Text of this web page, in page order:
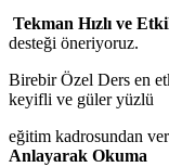
Tekman Hızlı ve
desteği öneriyoruz.
Birebir Özel Ders en
keyifli ve güler yüzlü
eğitim kadrosundan
Anlayarak Okuma